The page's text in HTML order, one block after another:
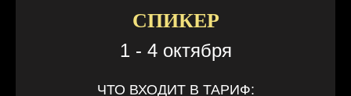
СПИКЕР
1 - 4 октября
ЧТО ВХОДИТ В ТАРИФ: